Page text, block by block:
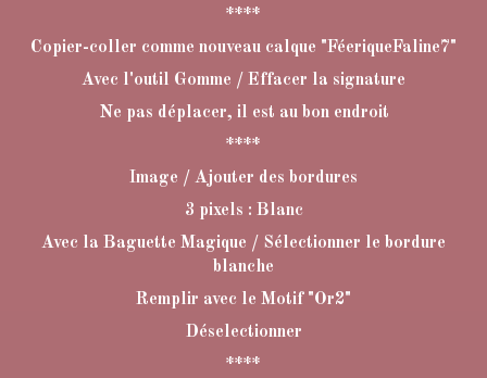
****
Copier-coller comme nouveau calque "FéeriqueFaline7"
Avec l'outil Gomme / Effacer la signature
Ne pas déplacer, il est au bon endroit
****
Image / Ajouter des bordures
3 pixels : Blanc
Avec la Baguette Magique / Sélectionner le bordure
blanche
Remplir avec le Motif "Or2"
Déselectionner
****